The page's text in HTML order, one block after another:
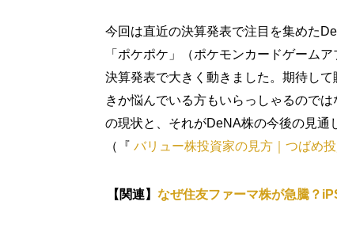
今回は直近の決算発表で注目を集めた
「ポケポケ」（ポケモンカードゲーム
決算発表で大きく動きました。期待し
きか悩んでいる方もいらっしゃるので
の現状と、それがDeNA株の今後の見通
（『 バリュー株投資家の見方｜つばめ
【関連】 なぜ住友ファーマ株が急騰？